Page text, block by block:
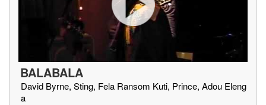
BALABALA
David Byrne, Sting, Fela Ransom Kuti, Prince, Adou Eleng
a